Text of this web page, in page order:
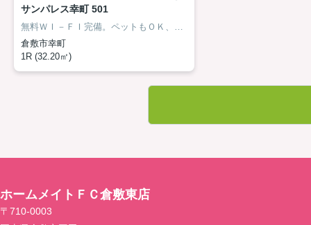
サンパレス幸町 501
無料ＷＩ－ＦＩ完備。ペットもＯＫ、しかも条件変更ありません。
倉敷市幸町
1R (32.20㎡)
ホームメイトＦＣ倉敷東店
〒710-0003